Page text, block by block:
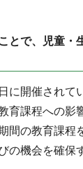
とで、児童・
に開催されて
育課程への影
間の教育課程
の機会を確保